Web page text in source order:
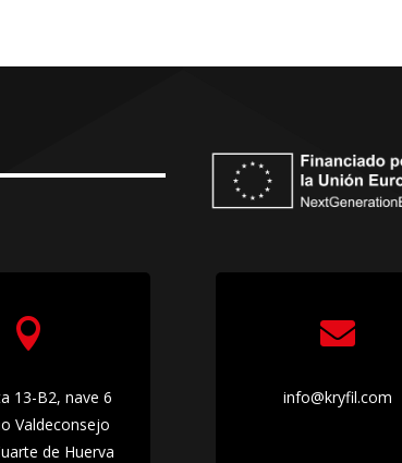

13-B2, nave 6
Valdeconsejo
de Huerva

info@kryfil.com